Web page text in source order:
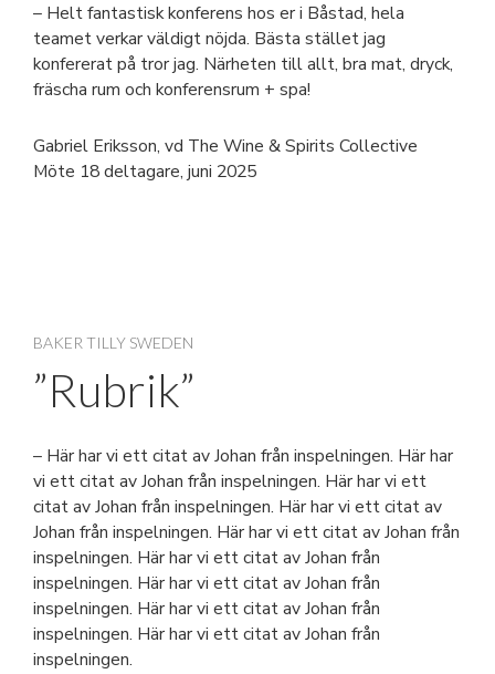
– Helt fantastisk konferens hos er i Båstad, hela
teamet verkar väldigt nöjda. Bästa stället jag
konfererat på tror jag. Närheten till allt, bra mat, dryck,
fräscha rum och konferensrum + spa!
Gabriel Eriksson, vd The Wine & Spirits Collective
Möte 18 deltagare, juni 2025
BAKER TILLY SWEDEN
”Rubrik”
– Här har vi ett citat av Johan från inspelningen. Här har
vi ett citat av Johan från inspelningen. Här har vi ett
citat av Johan från inspelningen. Här har vi ett citat av
Johan från inspelningen. Här har vi ett citat av Johan från
inspelningen. Här har vi ett citat av Johan från
inspelningen. Här har vi ett citat av Johan från
inspelningen. Här har vi ett citat av Johan från
inspelningen. Här har vi ett citat av Johan från
inspelningen.